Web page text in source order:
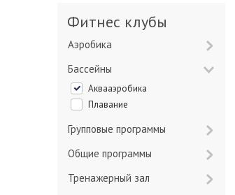
Фитнес клубы
Аэробика
Бассейны
Аквааэробика
Плавание
Групповые программы
Общие программы
Тренажерный зал